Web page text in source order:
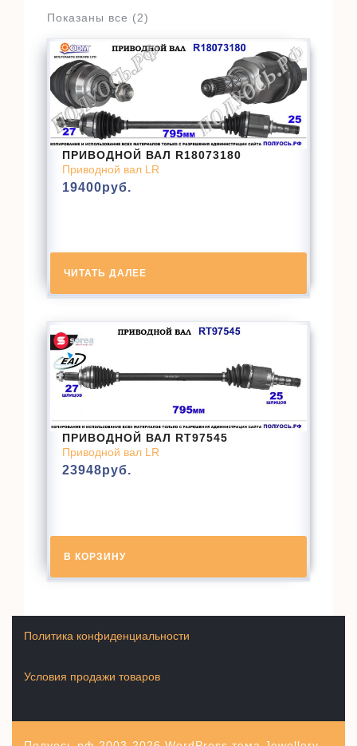
Показаны все (2)
ПРИВОДНОЙ ВАЛ R18073180
Приводной вал LR
19400руб.
ЧИТАТЬ ДАЛЕЕ
ПРИВОДНОЙ ВАЛ RT97545
Приводной вал LR
23948руб.
В КОРЗИНУ
Условия продажи товаров
Политика конфиденциальности